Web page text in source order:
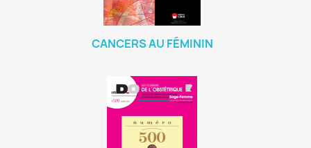
CANCERS AU FÉMININ